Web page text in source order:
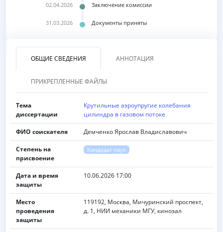
02.04.2026 Заключение комиссии
31.03.2026 Документы приняты
ОБЩИЕ СВЕДЕНИЯ АННОТАЦИЯ
ПРИКРЕПЛЕННЫЕ ФАЙЛЫ
Тема
диссертации
Крутильные аэроупругие колебания
цилиндра в газовом потоке
ФИО соискателя Демченко Ярослав Владиславович
Степень на
присвоение
Кандидат наук
Дата и время
защиты
10.06.2026 17:00
Место
проведения
защиты
119192, Москва, Мичуринский проспект,
д. 1, НИИ механики МГУ, кинозал